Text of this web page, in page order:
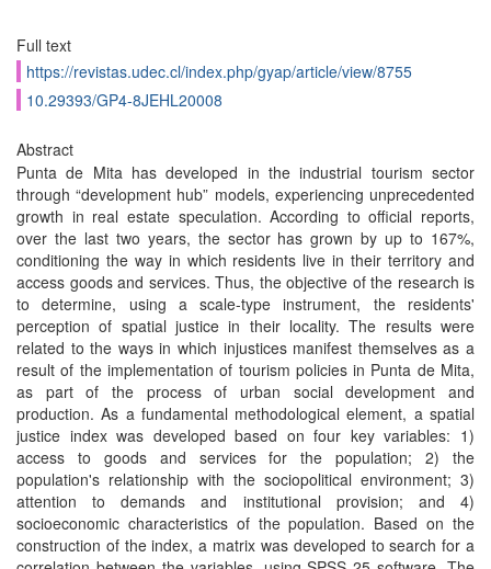
Full text
https://revistas.udec.cl/index.php/gyap/article/view/8755
10.29393/GP4-8JEHL20008
Abstract
Punta de Mita has developed in the industrial tourism sector
through “development hub” models, experiencing unprecedented
growth in real estate speculation. According to official reports,
over the last two years, the sector has grown by up to 167%,
conditioning the way in which residents live in their territory and
access goods and services. Thus, the objective of the research is
to determine, using a scale-type instrument, the residents'
perception of spatial justice in their locality. The results were
related to the ways in which injustices manifest themselves as a
result of the implementation of tourism policies in Punta de Mita,
as part of the process of urban social development and
production. As a fundamental methodological element, a spatial
justice index was developed based on four key variables: 1)
access to goods and services for the population; 2) the
population's relationship with the sociopolitical environment; 3)
attention to demands and institutional provision; and 4)
socioeconomic characteristics of the population. Based on the
construction of the index, a matrix was developed to search for a